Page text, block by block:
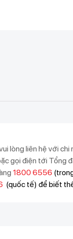
lòng liên hệ với
gọi điện tới Tổng
1800 6556
(quốc tế) để biết